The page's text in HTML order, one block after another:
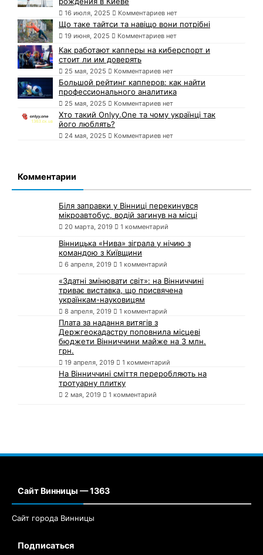
16 июля, 2025 Комментариев нет
Що таке тайтси та навіщо вони потрібні
19 июня, 2025 Комментариев нет
Как работают капперы на киберспорт и
стоит ли им доверять
25 мая, 2025 Комментариев нет
Большой рейтинг капперов: как найти
профессионального аналитика
25 мая, 2025 Комментариев нет
Хто такий Onlyy.One та чому українці так
його люблять?
24 мая, 2025 Комментариев нет
Комментарии
Біля заправки у Вінниці перекинувся
мікроавтобус, водій загинув на місці
20 марта, 2019 1 комментарий
Вінницька «Нива» зіграла у нічию з
командою з Київщини
6 апреля, 2019 1 комментарий
«Здатні змінювати світ»: на Вінниччині
триває виставка, що присвячена
українкам-науковицям
8 апреля, 2019 1 комментарий
Плата за надання витягів з
Держгеокадастру поповнила місцеві
бюджети Вінниччини майже на 3 млн.
грн.
19 апреля, 2019 1 комментарий
На Вінниччині сміття переробляють на
тротуарну плитку
2 мая, 2019 1 комментарий
Сайт Винницы — 1363
Сайт города Винницы
Подписаться